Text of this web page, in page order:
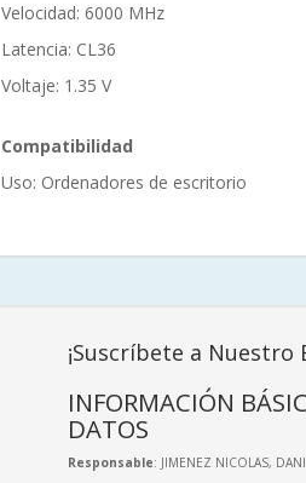
Velocidad: 6000 MHz
Latencia: CL36
Voltaje: 1.35 V
Compatibilidad
Uso: Ordenadores de escritorio
¡Suscríbete a Nuestro
INFORMACIÓN
DATOS
Responsable: JIMENEZ NICOLAS,